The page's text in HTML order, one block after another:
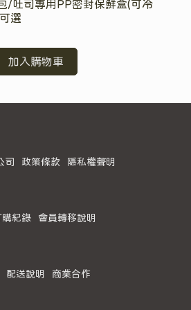
/吐司專用PP密封保鮮盒(可冷
選
加入購物車
司 政策條款 隱私權聲明
購紀錄 會員轉移說明
配送說明 商業合作